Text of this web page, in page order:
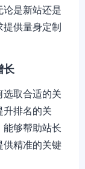
是新站还是
供量身定制
长
取合适的关
排名的关
够帮助站长
供精准的关键